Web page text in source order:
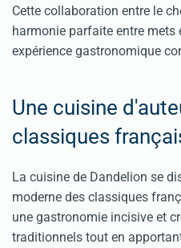
Cette collaboration entre le
harmonie parfaite entre mets
expérience gastronomique
Une cuisine
classiques
La cuisine de Dandelion se
moderne des classiques
une gastronomie incisive et
traditionnels tout en